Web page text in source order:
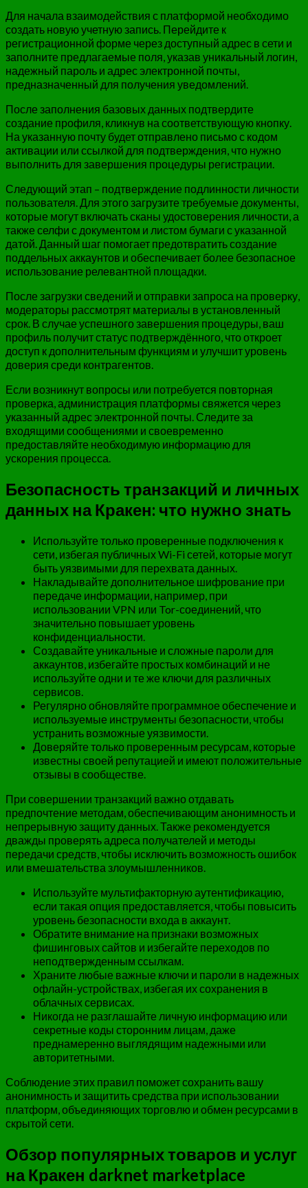
Для начала взаимодействия с платформой необходимо
создать новую учетную запись. Перейдите к
регистрационной форме через доступный адрес в сети и
заполните предлагаемые поля, указав уникальный логин,
надежный пароль и адрес электронной почты,
предназначенный для получения уведомлений.
После заполнения базовых данных подтвердите
создание профиля, кликнув на соответствующую кнопку.
На указанную почту будет отправлено письмо с кодом
активации или ссылкой для подтверждения, что нужно
выполнить для завершения процедуры регистрации.
Следующий этап – подтверждение подлинности личности
пользователя. Для этого загрузите требуемые документы,
которые могут включать сканы удостоверения личности, а
также селфи с документом и листом бумаги с указанной
датой. Данный шаг помогает предотвратить создание
поддельных аккаунтов и обеспечивает более безопасное
использование релевантной площадки.
После загрузки сведений и отправки запроса на проверку,
модераторы рассмотрят материалы в установленный
срок. В случае успешного завершения процедуры, ваш
профиль получит статус подтверждённого, что откроет
доступ к дополнительным функциям и улучшит уровень
доверия среди контрагентов.
Если возникнут вопросы или потребуется повторная
проверка, администрация платформы свяжется через
указанный адрес электронной почты. Следите за
входящими сообщениями и своевременно
предоставляйте необходимую информацию для
ускорения процесса.
Безопасность транзакций и личных
данных на Кракен: что нужно знать
Используйте только проверенные подключения к
сети, избегая публичных Wi-Fi сетей, которые могут
быть уязвимыми для перехвата данных.
Накладывайте дополнительное шифрование при
передаче информации, например, при
использовании VPN или Tor-соединений, что
значительно повышает уровень
конфиденциальности.
Создавайте уникальные и сложные пароли для
аккаунтов, избегайте простых комбинаций и не
используйте одни и те же ключи для различных
сервисов.
Регулярно обновляйте программное обеспечение и
используемые инструменты безопасности, чтобы
устранить возможные уязвимости.
Доверяйте только проверенным ресурсам, которые
известны своей репутацией и имеют положительные
отзывы в сообществе.
При совершении транзакций важно отдавать
предпочтение методам, обеспечивающим анонимность и
непрерывную защиту данных. Также рекомендуется
дважды проверять адреса получателей и методы
передачи средств, чтобы исключить возможность ошибок
или вмешательства злоумышленников.
Используйте мультифакторную аутентификацию,
если такая опция предоставляется, чтобы повысить
уровень безопасности входа в аккаунт.
Обратите внимание на признаки возможных
фишинговых сайтов и избегайте переходов по
неподтвержденным ссылкам.
Храните любые важные ключи и пароли в надежных
офлайн-устройствах, избегая их сохранения в
облачных сервисах.
Никогда не разглашайте личную информацию или
секретные коды сторонним лицам, даже
преднамеренно выглядящим надежными или
авторитетными.
Соблюдение этих правил поможет сохранить вашу
анонимность и защитить средства при использовании
платформ, объединяющих торговлю и обмен ресурсами в
скрытой сети.
Обзор популярных товаров и услуг
на Кракен darknet marketplace